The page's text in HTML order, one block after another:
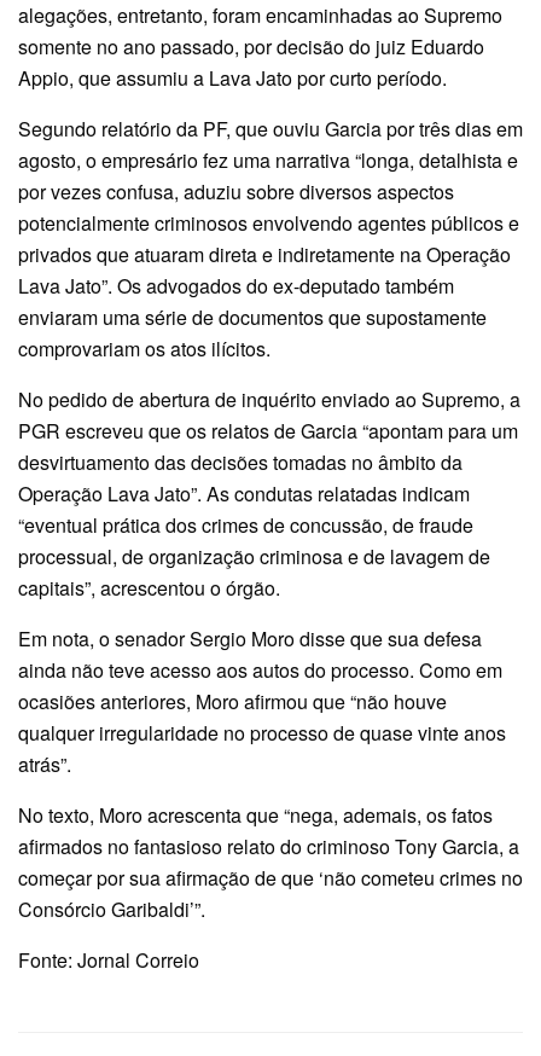
alegações, entretanto, foram encaminhadas ao Supremo
somente no ano passado, por decisão do juiz Eduardo
Appio, que assumiu a Lava Jato por curto período.
Segundo relatório da PF, que ouviu Garcia por três dias em
agosto, o empresário fez uma narrativa “longa, detalhista e
por vezes confusa, aduziu sobre diversos aspectos
potencialmente criminosos envolvendo agentes públicos e
privados que atuaram direta e indiretamente na Operação
Lava Jato”. Os advogados do ex-deputado também
enviaram uma série de documentos que supostamente
comprovariam os atos ilícitos.
No pedido de abertura de inquérito enviado ao Supremo, a
PGR escreveu que os relatos de Garcia “apontam para um
desvirtuamento das decisões tomadas no âmbito da
Operação Lava Jato”. As condutas relatadas indicam
“eventual prática dos crimes de concussão, de fraude
processual, de organização criminosa e de lavagem de
capitais”, acrescentou o órgão.
Em nota, o senador Sergio Moro disse que sua defesa
ainda não teve acesso aos autos do processo. Como em
ocasiões anteriores, Moro afirmou que “não houve
qualquer irregularidade no processo de quase vinte anos
atrás”.
No texto, Moro acrescenta que “nega, ademais, os fatos
afirmados no fantasioso relato do criminoso Tony Garcia, a
começar por sua afirmação de que ‘não cometeu crimes no
Consórcio Garibaldi’”.
Fonte: Jornal Correio